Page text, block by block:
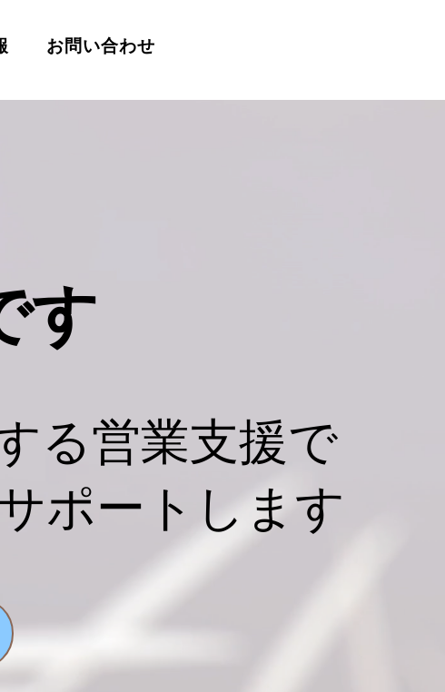
お問い合わせ
す
る営業支援で
ポートします